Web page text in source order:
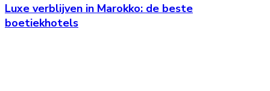
Luxe verblijven in Marokko: de beste
boetiekhotels